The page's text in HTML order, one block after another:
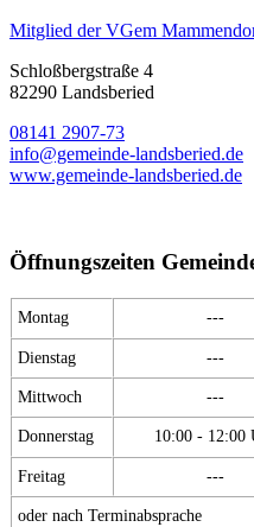
Mitglied der VGem
Schloßbergstraße 4
82290 Landsberied
08141 2907-73
info@gemeinde-landsberied.de
www.gemeinde-landsberied.de
Öffnungszeiten
Montag ---
Dienstag ---
Mittwoch ---
Donnerstag 10:00 - 12:00
Freitag ---
oder nach Terminabsprache